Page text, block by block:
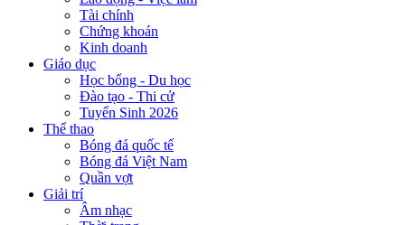
Tài chính
Chứng khoán
Kinh doanh
Giáo dục
Học bổng - Du học
Đào tạo - Thi cử
Tuyển Sinh 2026
Thể thao
Bóng đá quốc tế
Bóng đá Việt Nam
Quần vợt
Giải trí
Âm nhạc